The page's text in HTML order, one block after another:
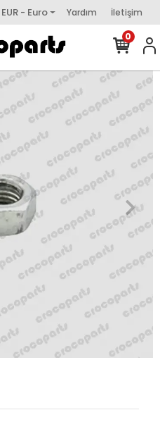
EUR - Euro Yardım İletişim
0